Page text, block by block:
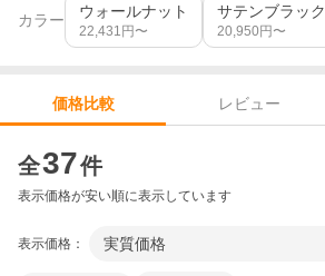
カラー ウォールナット
22,431 円〜
サテンブラック
20,950 円〜
価格比較 レビュー
全37件
表示価格が安い順に表示しています
表示価格： 実質価格